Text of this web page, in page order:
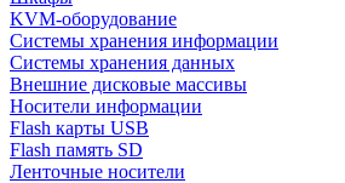
KVM-оборудование
Системы хранения информации
Системы хранения данных
Внешние дисковые массивы
Носители информации
Flash карты USB
Flash память SD
Ленточные носители